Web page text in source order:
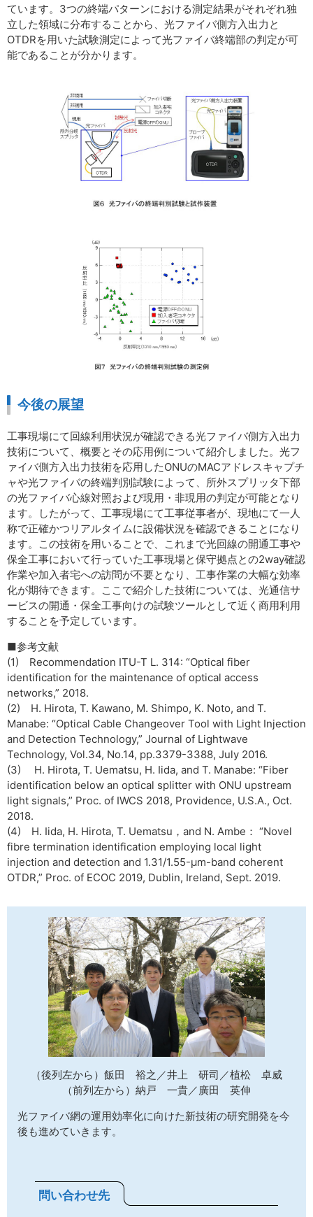
ています。3つの終端パターンにおける測定結果がそれぞれ独
立した領域に分布することから、光ファイバ側方入出力と
OTDRを用いた試験測定によって光ファイバ終端部の判定が可
能であることが分かります。
今後の展望
工事現場にて回線利用状況が確認できる光ファイバ側方入出力
技術について、概要とその応用例について紹介しました。光フ
ァイバ側方入出力技術を応用したONUのMACアドレスキャプチ
ャや光ファイバの終端判別試験によって、所外スプリッタ下部
の光ファイバ心線対照および現用・非現用の判定が可能となり
ます。したがって、工事現場にて工事従事者が、現地にて一人
称で正確かつリアルタイムに設備状況を確認できることになり
ます。この技術を用いることで、これまで光回線の開通工事や
保全工事において行っていた工事現場と保守拠点との2way確認
作業や加入者宅への訪問が不要となり、工事作業の大幅な効率
化が期待できます。ここで紹介した技術については、光通信サ
ービスの開通・保全工事向けの試験ツールとして近く商用利用
することを予定しています。
■参考文献
(1) Recommendation ITU-T L. 314: “Optical fiber
identification for the maintenance of optical access
networks,” 2018.
(2) H. Hirota, T. Kawano, M. Shimpo, K. Noto, and T.
Manabe: “Optical Cable Changeover Tool with Light Injection
and Detection Technology,” Journal of Lightwave
Technology, Vol.34, No.14, pp.3379-3388, July 2016.
(3) H. Hirota, T. Uematsu, H. Iida, and T. Manabe: “Fiber
identification below an optical splitter with ONU upstream
light signals,” Proc. of IWCS 2018, Providence, U.S.A., Oct.
2018.
(4) H. Iida, H. Hirota, T. Uematsu，and N. Ambe： “Novel
fibre termination identification employing local light
injection and detection and 1.31/1.55-µm-band coherent
OTDR,” Proc. of ECOC 2019, Dublin, Ireland, Sept. 2019.
（後列左から）飯田 裕之／井上 研司／植松 卓威
（前列左から）納戸 一貴／廣田 英伸
光ファイバ網の運用効率化に向けた新技術の研究開発を今
後も進めていきます。
問い合わせ先